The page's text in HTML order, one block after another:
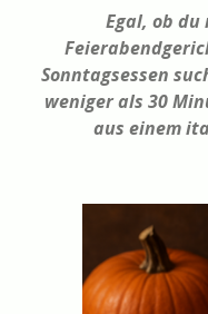
Egal, ob du
Sonntagsessen
weniger als 30
aus einem